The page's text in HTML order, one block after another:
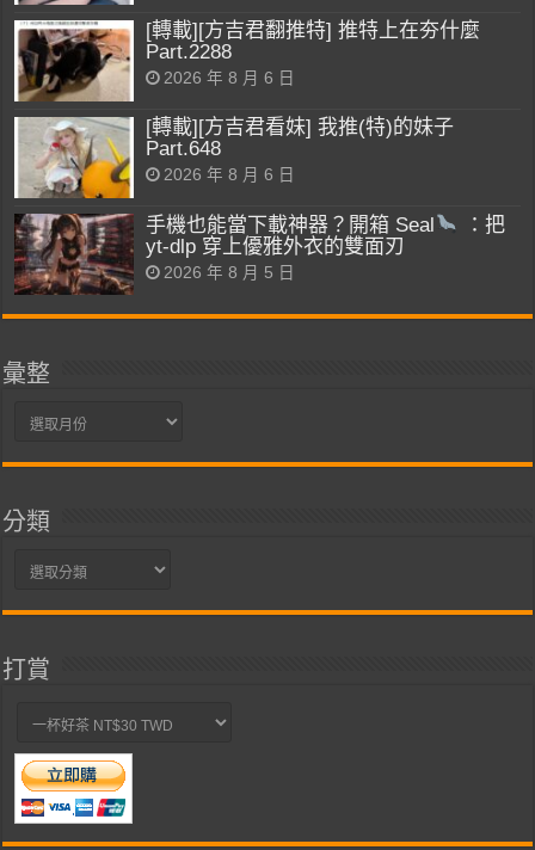
[轉載][方吉君翻推特] 推特上在夯什麼
Part.2288
2026 年 8 月 6 日
[轉載][方吉君看妹] 我推(特)的妹子
Part.648
2026 年 8 月 6 日
手機也能當下載神器？開箱 Seal
：把
yt-dlp 穿上優雅外衣的雙面刃
2026 年 8 月 5 日
彙整
彙
分類
分
打賞